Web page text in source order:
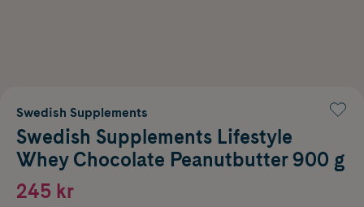
Swedish Supplements
Swedish Supplements Lifestyle
Whey Chocolate Peanutbutter 900 g
245 kr